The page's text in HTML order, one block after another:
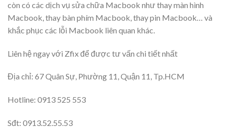
còn có các dịch vụ sửa chữa Macbook như thay màn hình
Macbook, thay bàn phím Macbook, thay pin Macbook… và
khắc phục các lỗi Macbook liên quan khác.
Liên hệ ngay với Zfix để được tư vấn chi tiết nhất
Địa chỉ: 67 Quân Sự, Phường 11, Quận 11, Tp.HCM
Hotline: 0913 525 553
Sđt: 0913.52.55.53